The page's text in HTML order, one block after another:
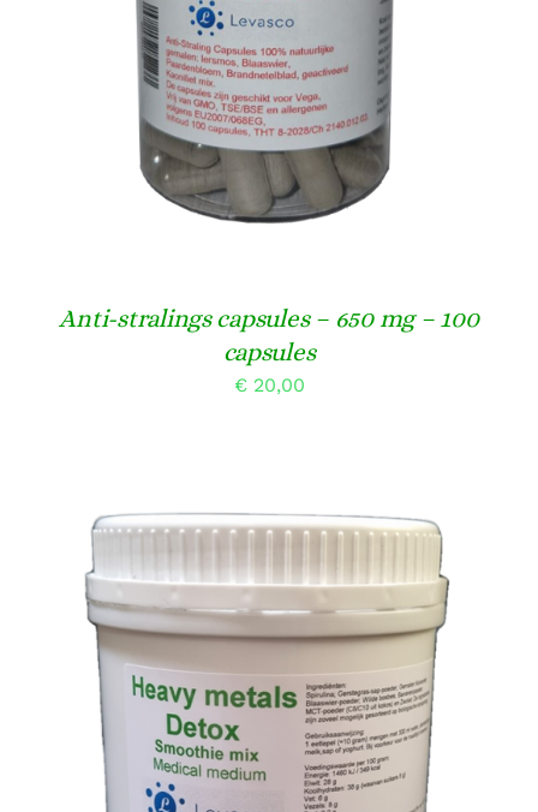
Anti-stralings capsules – 650 mg – 100
capsules
€20,00
TOEVOEGEN AAN WINKELWAGEN
DETAILS